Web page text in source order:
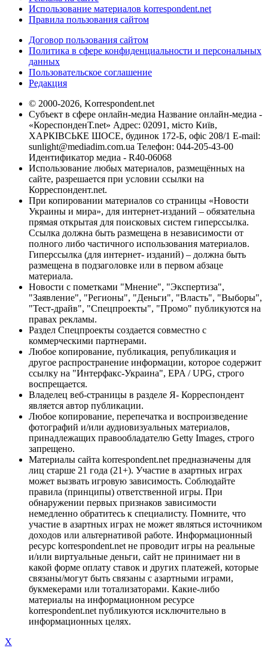
Использование материалов korrespondent.net
Правила пользования сайтом
Договор пользования сайтом
Политика в сфере конфиденциальности и персональных
данных
Пользовательское соглашение
Редакция
© 2000-2026, Korrespondent.net
Субъект в сфере онлайн-медиа Название онлайн-медиа -
«КореспонденТ.net» Адрес: 02091, місто Київ,
ХАРКІВСЬКЕ ШОСЕ, будинок 172-Б, офіс 208/1 E-mail:
sunlight@mediadim.com.ua Телефон: 044-205-43-00
Идентификатор медиа - R40-06068
Использование любых материалов, размещённых на
сайте, разрешается при условии ссылки на
Корреспондент.net.
При копировании материалов со страницы «Новости
Украины и мира», для интернет-изданий – обязательна
прямая открытая для поисковых систем гиперссылка.
Ссылка должна быть размещена в независимости от
полного либо частичного использования материалов.
Гиперссылка (для интернет- изданий) – должна быть
размещена в подзаголовке или в первом абзаце
материала.
Новости с пометками "Мнение", "Экспертиза",
"Заявление", "Регионы", "Деньги", "Власть", "Выборы",
"Тест-драйв", "Спецпроекты", "Промо" публикуются на
правах рекламы.
Раздел Спецпроекты создается совместно с
коммерческими партнерами.
Любое копирование, публикация, републикация и
другое распространение информации, которое содержит
ссылку на "Интерфакс-Украина", EPA / UPG, строго
воспрещается.
Владелец веб-страницы в разделе Я- Корреспондент
является автор публикации.
Любое копирование, перепечатка и воспроизведение
фотографий и/или аудиовизуальных материалов,
принадлежащих правообладателю Getty Images, строго
запрещено.
Материалы сайта korrespondent.net предназначены для
лиц старше 21 года (21+). Участие в азартных играх
может вызвать игровую зависимость. Соблюдайте
правила (принципы) ответственной игры. При
обнаружении первых признаков зависимости
немедленно обратитесь к специалисту. Помните, что
участие в азартных играх не может являться источником
доходов или альтернативой работе. Информационный
ресурс korrespondent.net не проводит игры на реальные
и/или виртуальные деньги, сайт не принимает ни в
какой форме оплату ставок и других платежей, которые
связаны/могут быть связаны с азартными играми,
букмекерами или тотализаторами. Какие-либо
материалы на информационном ресурсе
korrespondent.net публикуются исключительно в
информационных целях.
X